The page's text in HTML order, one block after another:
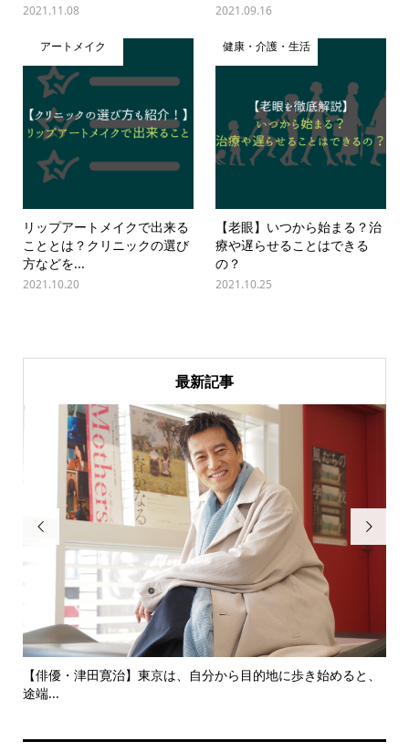
2021.11.08 2021.09.16
アートメイク
リップアートメイクで出来る
こととは？クリニックの選び
方などを...
2021.10.20
健康・介護・生活
【老眼】いつから始まる？治
療や遅らせることはできる
の？
2021.10.25
最新記事

【俳優・津田寛治】東京は、自分から目的地に歩き始めると、
途端...
